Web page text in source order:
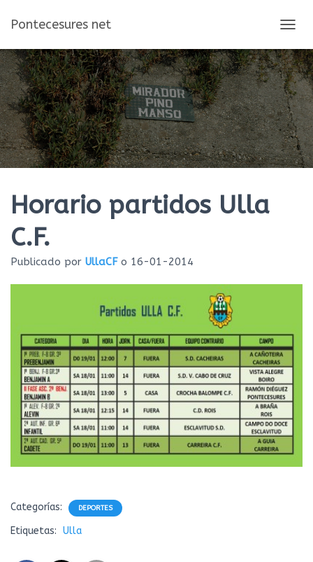
Pontecesures net
A
M
B
I
A
R
M
O
D
O
Horario partidos Ulla
C.F.
Publicado por UllaCFo 16-01-2014
Categorías: DEPORTES
Etiquetas: Ulla